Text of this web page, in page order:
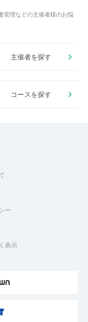
管理などの主催者様のお悩
主催者を探す
コースを探す
ー
表示